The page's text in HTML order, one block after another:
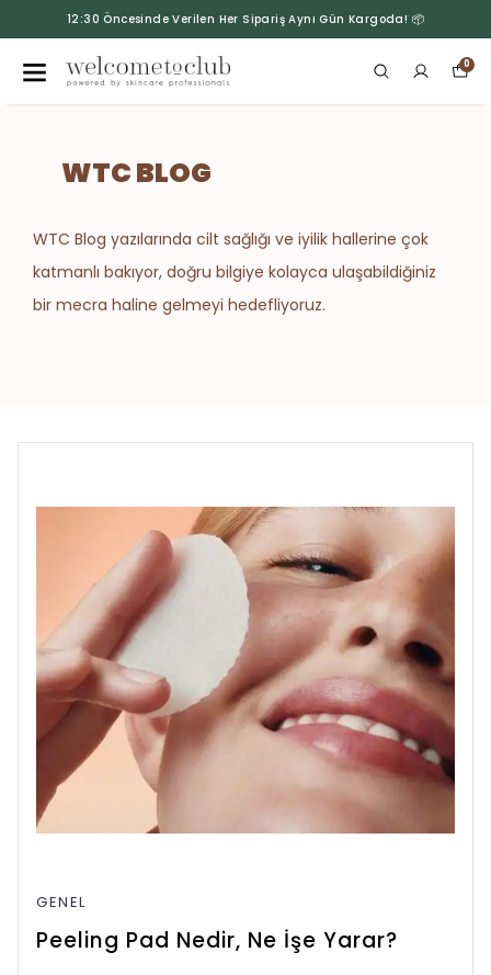
12:30 Öncesinde Verilen Her Sipariş Aynı Gün Kargoda! 📦
0
WTC BLOG
WTC Blog yazılarında cilt sağlığı ve iyilik hallerine çok
katmanlı bakıyor, doğru bilgiye kolayca ulaşabildiğiniz
bir mecra haline gelmeyi hedefliyoruz.
GENEL
Peeling Pad Nedir, Ne İşe Yarar?